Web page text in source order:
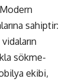
sahiptir:
sökme-
ekibi,